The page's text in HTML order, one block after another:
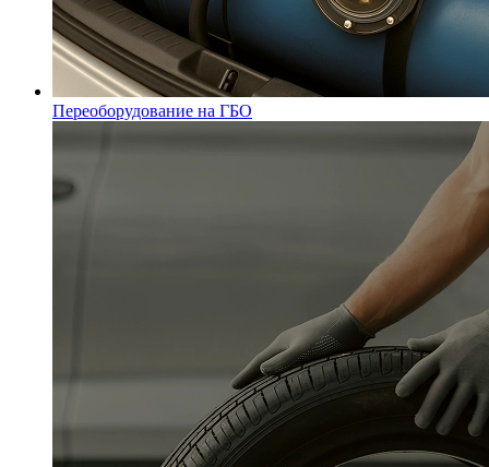
Переоборудование на ГБО